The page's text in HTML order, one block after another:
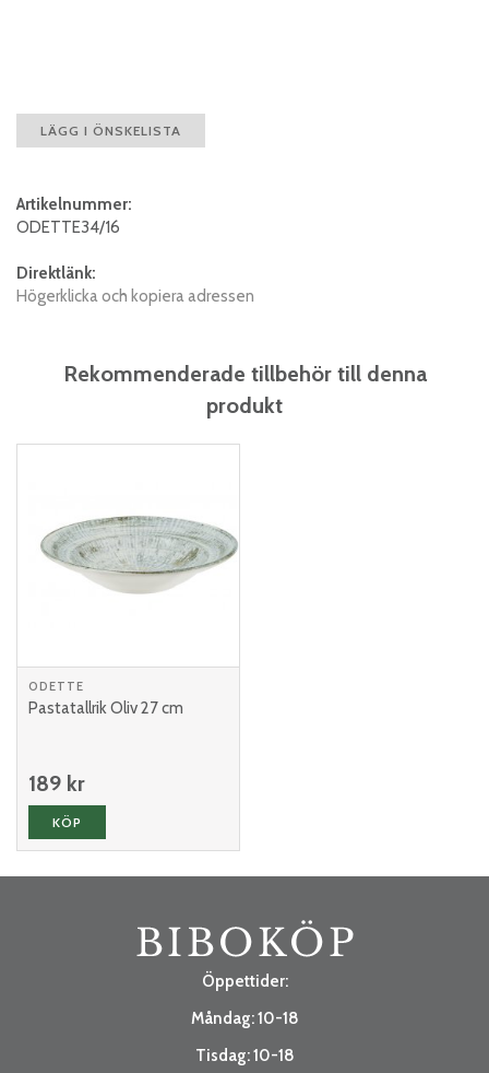
LÄGG I ÖNSKELISTA
Artikelnummer:
ODETTE34/16
Direktlänk:
Högerklicka och kopiera adressen
Rekommenderade tillbehör till denna
produkt
ODETTE
Pastatallrik Oliv 27 cm
189 kr
KÖP
Öppettider:
Måndag: 10-18
Tisdag: 10-18